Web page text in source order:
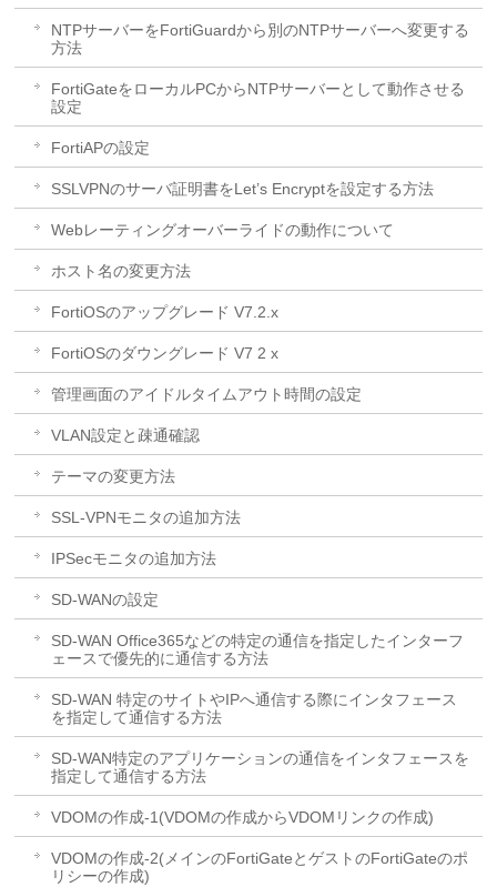
NTPサーバーをFortiGuardから別のNTPサーバーへ変更する
方法
FortiGateをローカルPCからNTPサーバーとして動作させる
設定
FortiAPの設定
SSLVPNのサーバ証明書をLet’s Encryptを設定する方法
Webレーティングオーバーライドの動作について
ホスト名の変更方法
FortiOSのアップグレード V7.2.x
FortiOSのダウングレード V7 2 x
管理画面のアイドルタイムアウト時間の設定
VLAN設定と疎通確認
テーマの変更方法
SSL-VPNモニタの追加方法
IPSecモニタの追加方法
SD-WANの設定
SD-WAN Office365などの特定の通信を指定したインターフ
ェースで優先的に通信する方法
SD-WAN 特定のサイトやIPへ通信する際にインタフェース
を指定して通信する方法
SD-WAN特定のアプリケーションの通信をインタフェースを
指定して通信する方法
VDOMの作成-1(VDOMの作成からVDOMリンクの作成)
VDOMの作成-2(メインのFortiGateとゲストのFortiGateのポ
リシーの作成)